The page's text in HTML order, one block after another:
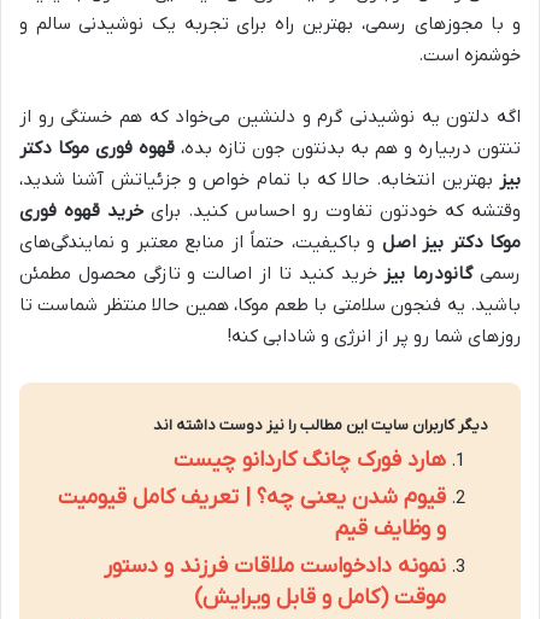
و با مجوزهای رسمی، بهترین راه برای تجربه یک نوشیدنی سالم و
خوشمزه است.
اگه دلتون یه نوشیدنی گرم و دلنشین می‌خواد که هم خستگی رو از
تنتون دربیاره و هم به بدنتون جون تازه بده، قهوه فوری موکا دکتر
بیز بهترین انتخابه. حالا که با تمام خواص و جزئیاتش آشنا شدید،
وقتشه که خودتون تفاوت رو احساس کنید. برای خرید قهوه فوری
موکا دکتر بیز اصل و باکیفیت، حتماً از منابع معتبر و نمایندگی‌های
رسمیگانودرما بیز خرید کنید تا از اصالت و تازگی محصول مطمئن
باشید. یه فنجون سلامتی با طعم موکا، همین حالا منتظر شماست تا
روزهای شما رو پر از انرژی و شادابی کنه!
دیگر کاربران سایت این مطالب را نیز دوست داشته اند
هارد فورک چانگ کاردانو چیست
قیوم شدن یعنی چه؟ | تعریف کامل قیومیت
و وظایف قیم
نمونه دادخواست ملاقات فرزند و دستور
موقت (کامل و قابل ویرایش)